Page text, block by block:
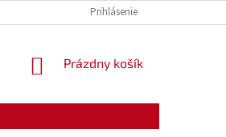
Prihlásenie
NÁKUPNÝ
Prázdny košík